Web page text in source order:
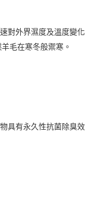
對外界濕度及溫度變化
毛在寒冬般禦寒。
具有永久性抗菌除臭效